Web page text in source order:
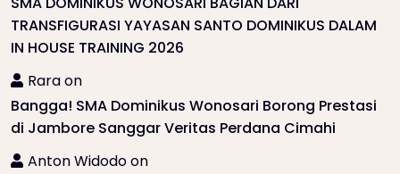
TRANSFIGURASI YAYASAN SANTO DOMINIKUS DALAM
IN HOUSE TRAINING 2026
Raraon
Bangga! SMA Dominikus Wonosari Borong Prestasi
di Jambore Sanggar Veritas Perdana Cimahi
Anton Widodoon